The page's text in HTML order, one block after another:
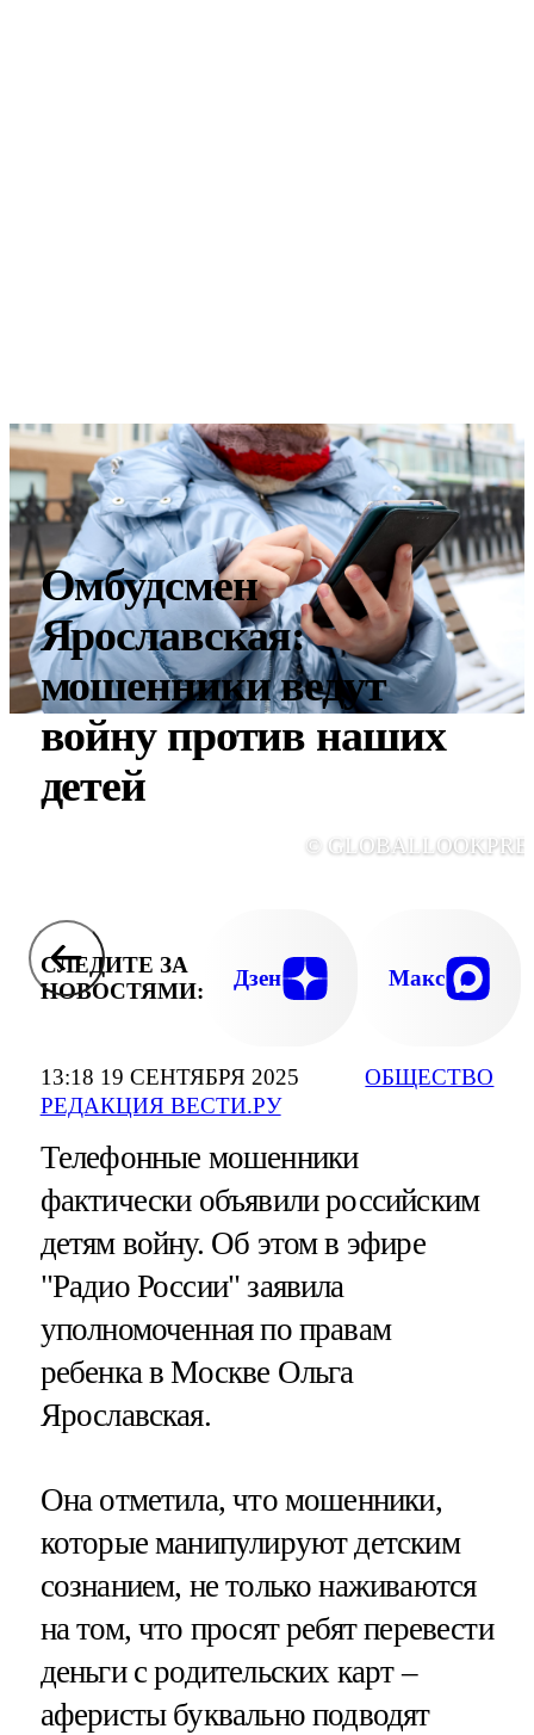
13:18 19 СЕНТЯБРЯ 2025
РЕДАКЦИЯ ВЕСТИ.РУ
ОБЩЕСТВО
Омбудсмен
Ярославская:
мошенники ведут
войну против наших
детей
©
СЛЕДИТЕ ЗА
НОВОСТЯМИ:
Дзен Макс
Телефонные мошенники
фактически объявили российским
детям войну. Об этом в эфире
"Радио России" заявила
уполномоченная по правам
ребенка в Москве Ольга
Ярославская.
Она отметила, что мошенники,
которые манипулируют детским
сознанием, не только наживаются
на том, что просят ребят перевести
деньги с родительских карт –
аферисты буквально подводят